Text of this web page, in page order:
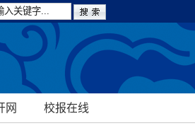
网 校报在线